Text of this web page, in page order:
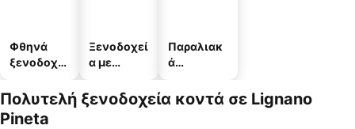
Φθηνά
ξενοδοχεί
Ξενοδοχεί
α με
Παραλιακ
ά
α
Πολυτελή ξενοδοχεία κοντά σε Lignano
Pineta